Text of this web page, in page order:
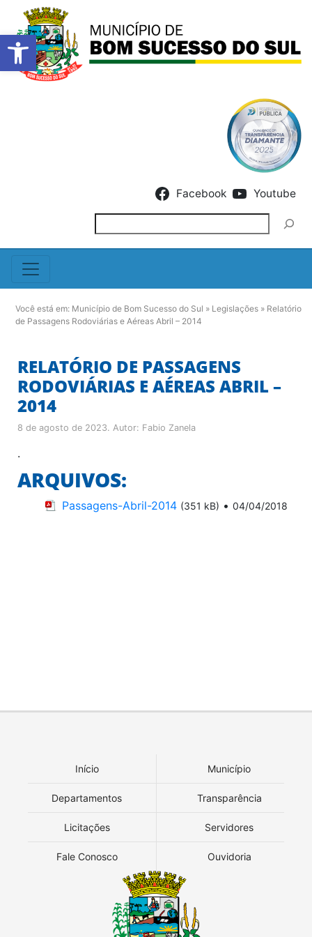
Barra de Ferramentas
Facebook Youtube
Você está em: Município de Bom Sucesso do Sul » Legislações » Relatório
de Passagens Rodoviárias e Aéreas Abril – 2014
RELATÓRIO DE PASSAGENS
RODOVIÁRIAS E AÉREAS ABRIL –
2014
8 de agosto de 2023. Autor: Fabio Zanela
.
ARQUIVOS:
Passagens-Abril-2014 (351 kB) • 04/04/2018
Início Município
Departamentos Transparência
Licitações Servidores
Fale Conosco Ouvidoria